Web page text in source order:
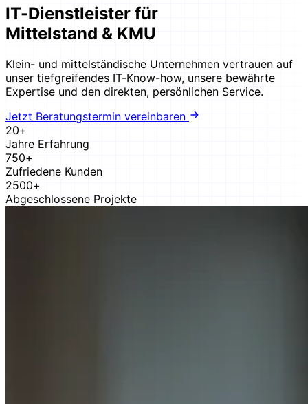
IT-Dienstleister für
Mittelstand & KMU
Klein- und mittelständische Unternehmen vertrauen auf
unser tiefgreifendes IT-Know-how, unsere bewährte
Expertise und den direkten, persönlichen Service.
Jetzt Beratungstermin vereinbaren
20+
Jahre Erfahrung
750+
Zufriedene Kunden
2500+
Abgeschlossene Projekte